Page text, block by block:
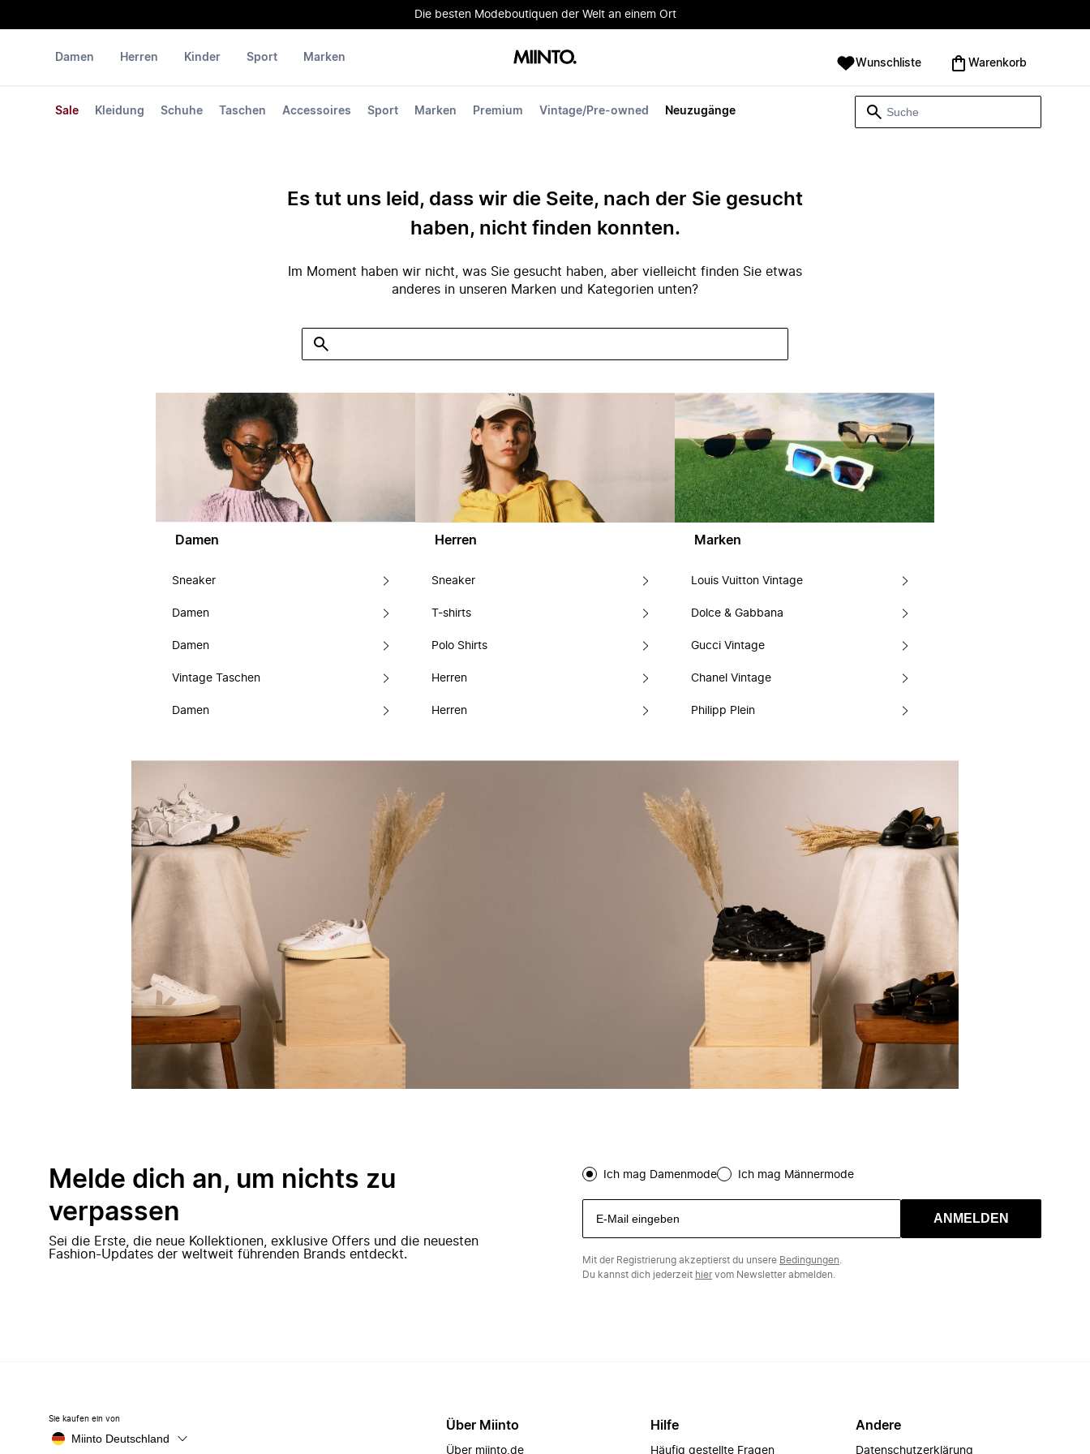
Die besten Modeboutiquen der Welt an einem Ort
Damen
Sale Kleidung Schuhe Taschen Accessoires Sport Marken Premium Vintage/Pre-owned Neuzugänge
Herren Kinder Sport Marken Wunschliste Warenkorb
Es tut uns leid, dass wir die Seite, nach der Sie gesucht
haben, nicht finden konnten.
Im Moment haben wir nicht, was Sie gesucht haben, aber vielleicht finden Sie etwas
anderes in unseren Marken und Kategorien unten?
Damen
Sneaker
Damen
Damen
Vintage Taschen
Damen
Herren
Sneaker
T-shirts
Polo Shirts
Herren
Herren
Marken
Louis Vuitton Vintage
Dolce & Gabbana
Gucci Vintage
Chanel Vintage
Philipp Plein
Melde dich an, um nichts zu
verpassen
Sei die Erste, die neue Kollektionen, exklusive Offers und die neuesten
Fashion-Updates der weltweit führenden Brands entdeckt.
Ich mag Damenmode Ich mag Männermode
ANMELDEN
Mit der Registrierung akzeptierst du unsere Bedingungen
Du kannst dich jederzeit hiervom Newsletter abmelden.
Sie kaufen ein von
Miinto Deutschland
Über Miinto
Über miinto.de
Hilfe
Häufig gestellte Fragen
Andere
Datenschutzerklärung